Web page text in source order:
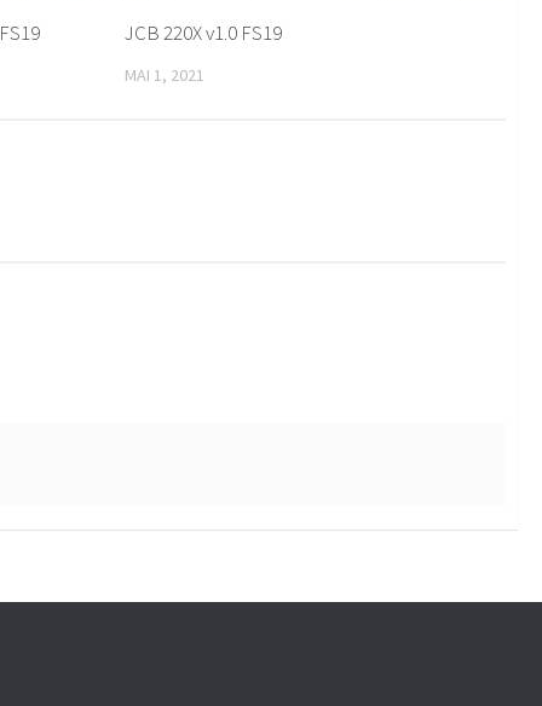
JCB 220X v1.0 FS19
MAI 1, 2021